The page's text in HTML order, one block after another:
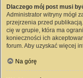
Dlaczego mój post musi
Administrator witryny mógł
przejrzenia przed
cię w grupie, która ma
konieczności ich
forum. Aby uzyskać więcej
Na górę